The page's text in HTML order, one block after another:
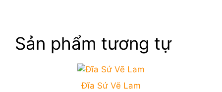
Sản phẩm tương tự
Đĩa Sứ Vẽ Lam